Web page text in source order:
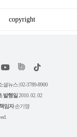
copyright
위
트
유
튜
틱
뉴스 | 02-3789-8900
발행일2010. 02. 02
임자손기영